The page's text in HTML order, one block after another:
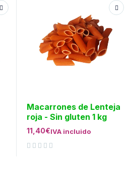
Macarrones de Lenteja
roja - Sin gluten 1 kg
11,40€IVA incluido